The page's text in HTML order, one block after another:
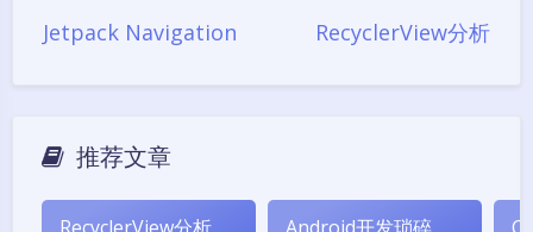
୧(๑•̀⌄•́๑)૭
(ノ°ο°)ノ
ヾ(´･ ･｀｡)ノ"
Σ(っ °Д °;)っ
( ,,´･ω･)ﾉ"(´っω･｀｡)
Jetpack Navigation RecyclerView分析
推荐文章